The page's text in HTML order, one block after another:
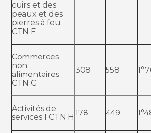
cuirs et des
peaux et des
pierres à feu
CTN F
Commerces
non
alimentaires
CTN G
308 558
Activités de
services 1 CTN H 178 449